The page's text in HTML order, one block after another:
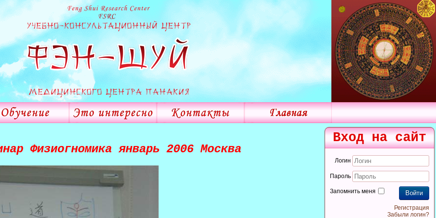
Физиогномика январь 2006 Москва
Вход на сайт
Логин
Пароль
Запомнить меня Войти
Регистрация
Забыли логин?